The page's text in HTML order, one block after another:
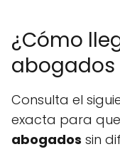
¿Cómo
abogados
Consulta el
exacta para
abogados sin